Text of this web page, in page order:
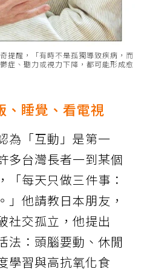
提醒，「有時不是孤獨導致疾病，而
症、聽力或視力下降，都可能形成愈
、睡覺、看電視
為「互動」是第一
多台灣長者一到某個
「每天只做三件事：
」他請教日本朋友，
社交孤立，他提出
法：頭腦要動、休閒
學習與高抗氧化食